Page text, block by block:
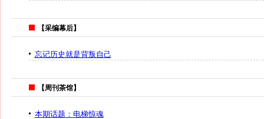
【采编幕后】
忘记历史就是背叛自己
【周刊茶馆】
本期话题：电梯惊魂